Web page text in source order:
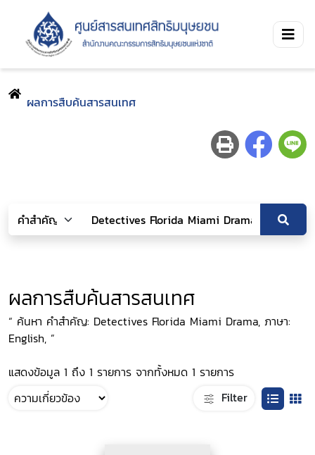
ผลการสืบค้นสารสนเทศ
ผลการสืบค้นสารสนเทศ
“ ค้นหา คำสำคัญ: Detectives Florida Miami Drama, ภาษา:
English, ”
แสดงข้อมูล 1 ถึง 1 รายการ จากทั้งหมด 1 รายการ
Filter